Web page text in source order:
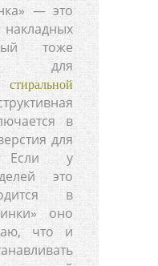
— это
тоже
для
стиральной
в
для
Если у
это
в
оно
что и